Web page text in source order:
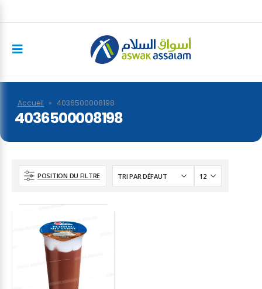
Accueil » 4036500008198
4036500008198
POSITION DU FILTRE